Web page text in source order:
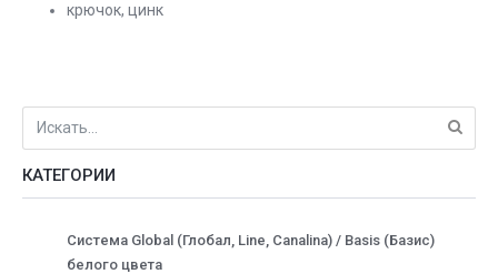
крючок, цинк
КАТЕГОРИИ
Система Global (Глобал, Line, Canalina) / Basis (Базис)
белого цвета